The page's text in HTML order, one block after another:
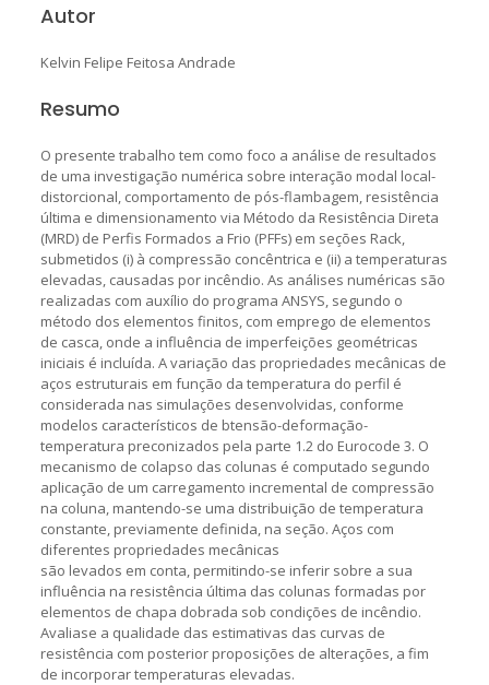
Autor
Kelvin Felipe Feitosa Andrade
Resumo
O presente trabalho tem como foco a análise de resultados
de uma investigação numérica sobre interação modal local-
distorcional, comportamento de pós-flambagem, resistência
última e dimensionamento via Método da Resistência Direta
(MRD) de Perfis Formados a Frio (PFFs) em seções Rack,
submetidos (i) à compressão concêntrica e (ii) a temperaturas
elevadas, causadas por incêndio. As análises numéricas são
realizadas com auxílio do programa ANSYS, segundo o
método dos elementos finitos, com emprego de elementos
de casca, onde a influência de imperfeições geométricas
iniciais é incluída. A variação das propriedades mecânicas de
aços estruturais em função da temperatura do perfil é
considerada nas simulações desenvolvidas, conforme
modelos característicos de btensão-deformação-
temperatura preconizados pela parte 1.2 do Eurocode 3. O
mecanismo de colapso das colunas é computado segundo
aplicação de um carregamento incremental de compressão
na coluna, mantendo-se uma distribuição de temperatura
constante, previamente definida, na seção. Aços com
diferentes propriedades mecânicas
são levados em conta, permitindo-se inferir sobre a sua
influência na resistência última das colunas formadas por
elementos de chapa dobrada sob condições de incêndio.
Avaliase a qualidade das estimativas das curvas de
resistência com posterior proposições de alterações, a fim
de incorporar temperaturas elevadas.